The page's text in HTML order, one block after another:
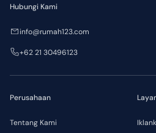
Perusahaan
Tentang Kami
Hubungi Kami
info@rumah123.com
+62 21 30496123